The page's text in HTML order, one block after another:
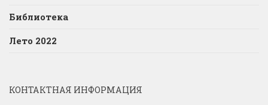
Библиотека
Лето 2022
КОНТАКТНАЯ ИНФОРМАЦИЯ